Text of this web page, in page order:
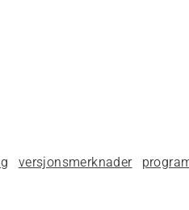
versjonsmerknader